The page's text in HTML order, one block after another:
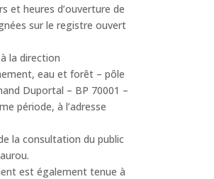
et heures d’ouverture de
sur le registre ouvert
la direction
eau et forêt – pôle
Duportal – BP 70001 –
période, à l’adresse
la consultation du public
est également tenue à